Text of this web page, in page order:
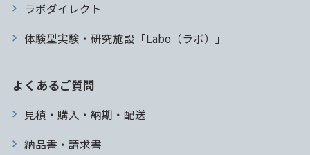
ラボダイレクト
体験型実験・研究施設「Labo（ラボ）」
よくあるご質問
見積・購入・納期・配送
納品書・請求書